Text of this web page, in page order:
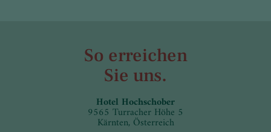
So erreichen
Sie uns.
Hotel Hochschober
9565 Turracher Höhe 5
Kärnten, Österreich